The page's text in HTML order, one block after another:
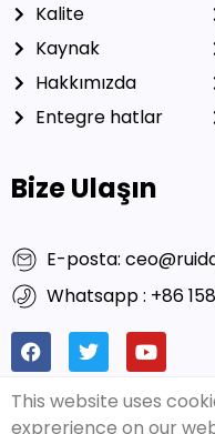
Kalite
Kaynak
Hakkımızda
Entegre hatlar
Bize Ulaşın
E-posta:
Whatsapp : +86
This website uses
exprerience on our